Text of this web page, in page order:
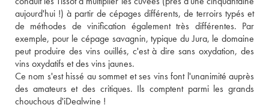
aujourd'hui !) à partir de cépages différents, de terroirs typés et
de méthodes de vinification également très différentes. Par
exemple, pour le cépage savagnin, typique du Jura, le domaine
peut produire des vins ouillés, c'est à dire sans oxydation, des
vins oxydatifs et des vins jaunes.
Ce nom s'est hissé au sommet et ses vins font l'unanimité auprès
des amateurs et des critiques. Ils comptent parmi les grands
chouchous d'iDealwine !